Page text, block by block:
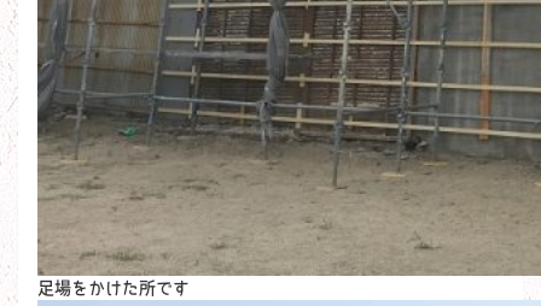
足場をかけた所です